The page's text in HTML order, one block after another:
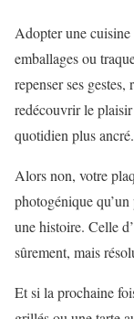
Adopter une cuisine
emballages ou
repenser ses
redécouvrir le
quotidien plus ancré.
Alors non, votre
photogénique
une histoire. Celle
sûrement, mais
Et si la prochaine